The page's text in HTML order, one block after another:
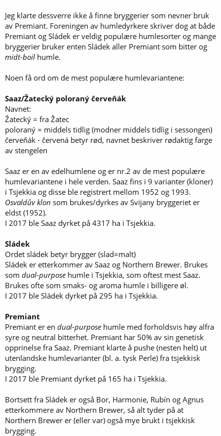
Jeg klarte dessverre ikke å finne bryggerier som nevner bruk
av Premiant. Foreningen av humledyrkere skriver dog at både
Premiant og Sládek er veldig populære humlesorter og mange
bryggerier bruker enten Sládek aller Premiant som bitter og
midt-boil humle.
Noen få ord om de mest populære humlevariantene:
Saaz/Žatecký poloraný červeňák
Navnet:
Žatecký = fra Žatec
poloraný = middels tidlig (modner middels tidlig i sessongen)
červeňák - červená betyr rød, navnet beskriver rødaktig farge
av stengelen
Saaz er en av edelhumlene og er nr.2 av de mest populære
humlevariantene i hele verden. Saaz fins i 9 varianter (kloner)
i Tsjekkia og disse ble registrert mellom 1952 og 1993.
Osvaldův klon som brukes/dyrkes av Svijany bryggeriet er
eldst (1952).
I 2017 ble Saaz dyrket på 4317 ha i Tsjekkia.
Sládek
Ordet sládek betyr brygger (slad=malt)
Sládek er etterkommer av Saaz og Northern Brewer. Brukes
som dual-purpose humle i Tsjekkia, som oftest mest Saaz.
Brukes ofte som smaks- og aroma humle i billigere øl.
I 2017 ble Sládek dyrket på 295 ha i Tsjekkia.
Premiant
Premiant er en dual-purpose humle med forholdsvis høy alfra
syre og neutral bitterhet. Premiant har 50% av sin genetisk
opprinelse fra Saaz. Premiant klarte å pushe (nesten helt) ut
utenlandske humlevarianter (bl. a. tysk Perle) fra tsjekkisk
brygging.
I 2017 ble Premiant dyrket på 165 ha i Tsjekkia.
Bortsett fra Sládek er også Bor, Harmonie, Rubín og Agnus
etterkommere av Northern Brewer, så alt tyder på at
Northern Brewer er (eller var) også mye brukt i tsjekkisk
brygging.